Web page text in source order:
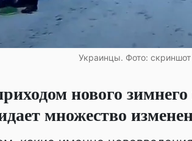
Украинцы. Фото:
нового
множество